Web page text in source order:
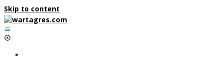
Skip to content